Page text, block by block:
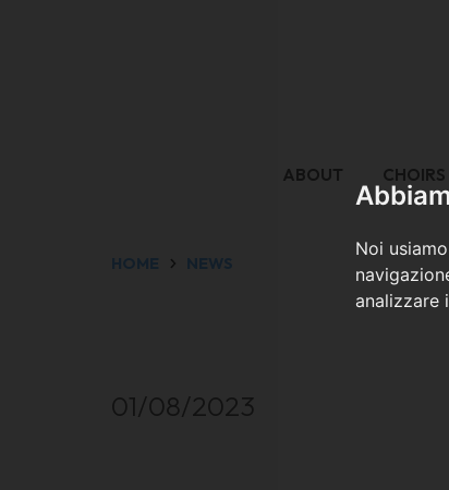
Noi
analizzare
ABOUT CHOIRS
HOME NEWS
01/08/2023